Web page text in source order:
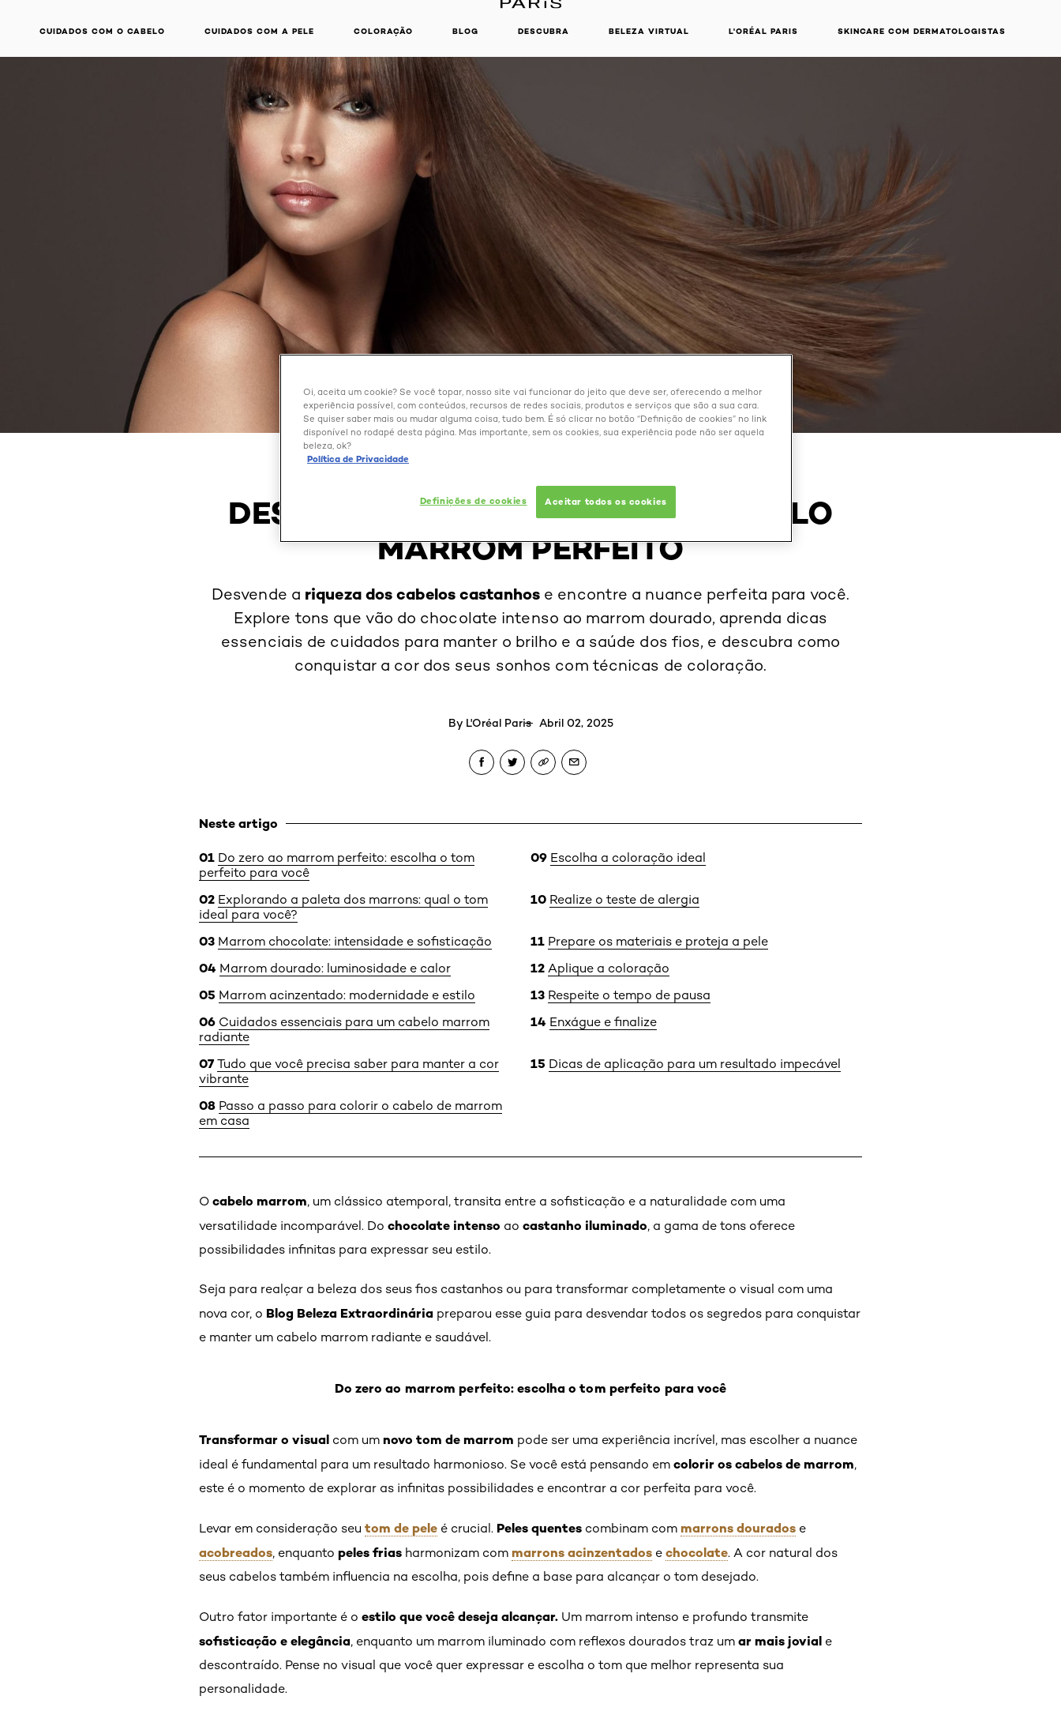
CUIDADOS COM O CABELO CUIDADOS COM A PELE COLORAÇÃO BLOG DESCUBRA BELEZA VIRTUAL L'ORÉAL PARIS SKINCARE COM DERMATOLOGISTAS
DESVENDE OS SEGREDOS DO CABELO
MARROM PERFEITO
Desvende a riqueza dos cabelos castanhos e encontre a nuance perfeita para você.
Explore tons que vão do chocolate intenso ao marrom dourado, aprenda dicas
essenciais de cuidados para manter o brilho e a saúde dos fios, e descubra como
conquistar a cor dos seus sonhos com técnicas de coloração.
By L'Oréal Paris Abril 02, 2025
Neste artigo
Do zero ao marrom perfeito: escolha o tom
perfeito para você
Explorando a paleta dos marrons: qual o tom
ideal para você?
Marrom chocolate: intensidade e sofisticação
Marrom dourado: luminosidade e calor
Marrom acinzentado: modernidade e estilo
Cuidados essenciais para um cabelo marrom
radiante
Tudo que você precisa saber para manter a cor
vibrante
Passo a passo para colorir o cabelo de marrom
em casa
Escolha a coloração ideal
Realize o teste de alergia
Prepare os materiais e proteja a pele
Aplique a coloração
Respeite o tempo de pausa
Enxágue e finalize
Dicas de aplicação para um resultado impecável
O cabelo marrom, um clássico atemporal, transita entre a sofisticação e a naturalidade com uma
versatilidade incomparável. Do chocolate intenso ao castanho iluminado, a gama de tons oferece
possibilidades infinitas para expressar seu estilo.
Seja para realçar a beleza dos seus fios castanhos ou para transformar completamente o visual com uma
nova cor, o Blog Beleza Extraordinária preparou esse guia para desvendar todos os segredos para conquistar
e manter um cabelo marrom radiante e saudável.
Do zero ao marrom perfeito: escolha o tom perfeito para você
Transformar o visual com um novo tom de marrom pode ser uma experiência incrível, mas escolher a nuance
ideal é fundamental para um resultado harmonioso. Se você está pensando em colorir os cabelos de marrom,
este é o momento de explorar as infinitas possibilidades e encontrar a cor perfeita para você.
Levar em consideração seu tom de pele é crucial. Peles quentes combinam com marrons dourados e
acobreados, enquanto peles frias harmonizam com marrons acinzentados e chocolate. A cor natural dos
seus cabelos também influencia na escolha, pois define a base para alcançar o tom desejado.
Outro fator importante é o estilo que você deseja alcançar. Um marrom intenso e profundo transmite
sofisticação e elegância, enquanto um marrom iluminado com reflexos dourados traz um ar mais jovial e
descontraído. Pense no visual que você quer expressar e escolha o tom que melhor representa sua
personalidade.
Oi, aceita um cookie? Se você topar, nosso site vai funcionar do jeito que deve ser, oferecendo a melhor
experiência possível, com conteúdos, recursos de redes sociais, produtos e serviços que são a sua cara.
Se quiser saber mais ou mudar alguma coisa, tudo bem. É só clicar no botão “Definição de cookies” no link
disponível no rodapé desta página. Mas importante, sem os cookies, sua experiência pode não ser aquela
beleza, ok?
Política de Privacidade
Definições de cookies Aceitar todos os cookies